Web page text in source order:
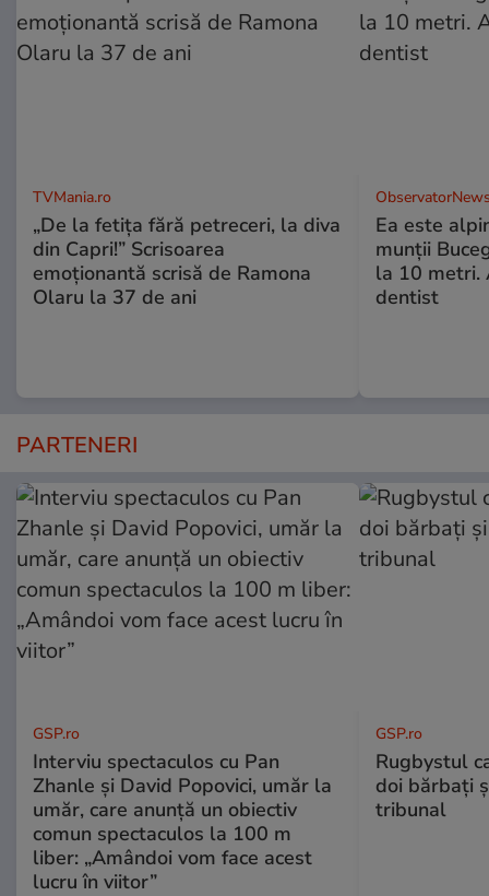
TVMania.ro
„De la fetița fără petreceri, la diva
din Capri!” Scrisoarea
emoționantă scrisă de Ramona
Olaru la 37 de ani
Ea este
munţii
la 10 metri.
dentist
PARTENERI
GSP.ro
Interviu spectaculos cu Pan
Zhanle și David Popovici, umăr la
umăr, care anunță un obiectiv
comun spectaculos la 100 m
liber: „Amândoi vom face acest
lucru în viitor”
GSP.ro
Rugbystul
doi bărbați
tribunal